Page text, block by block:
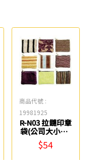
商品代號 :
19981925
R-N03 拉鏈印章
袋(公司大小章)
禹華
$54